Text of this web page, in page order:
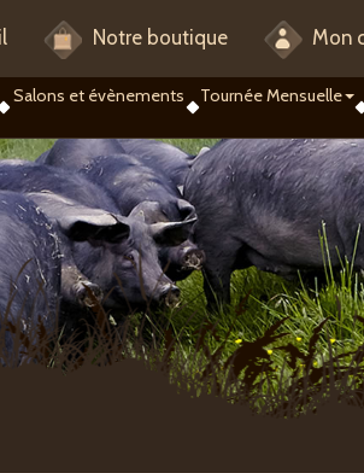
Notre boutique Mon
Salons et évènements Tournée Mensuelle